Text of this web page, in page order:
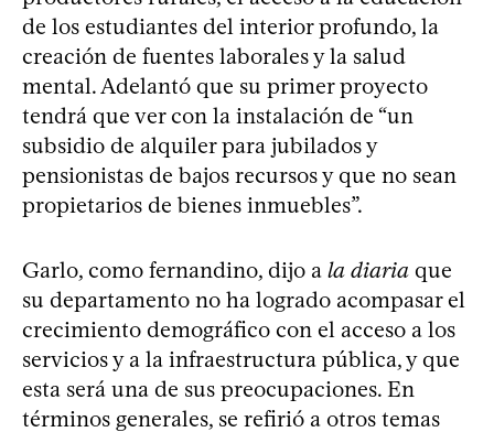
de los estudiantes del interior profundo, la
creación de fuentes laborales y la salud
mental. Adelantó que su primer proyecto
tendrá que ver con la instalación de “un
subsidio de alquiler para jubilados y
pensionistas de bajos recursos y que no sean
propietarios de bienes inmuebles”.
Garlo, como fernandino, dijo a la diaria que
su departamento no ha logrado acompasar el
crecimiento demográfico con el acceso a los
servicios y a la infraestructura pública, y que
esta será una de sus preocupaciones. En
términos generales, se refirió a otros temas